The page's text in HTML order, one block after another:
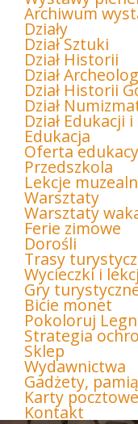
Archiwum
Działy
Dział Sztuki
Dział Historii
Dział
Dział Historii
Dział
Dział Edukacji
Edukacja
Oferta
Przedszkola
Lekcje
Warsztaty
Warsztaty
Ferie zimowe
Dorośli
Trasy
Wycieczki i
Gry
Bicie monet
Pokoloruj
Strategia
Sklep
Wydawnictwa
Gadżety,
Karty
Kontakt